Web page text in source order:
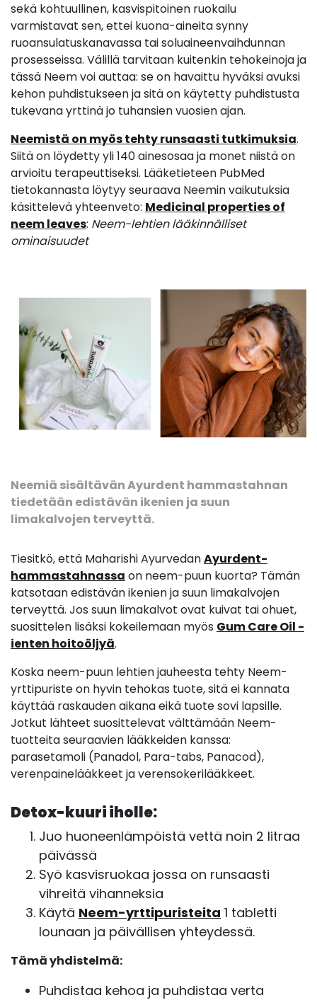
sekä kohtuullinen, kasvispitoinen ruokailu
varmistavat sen, ettei kuona-aineita synny
ruoansulatuskanavassa tai soluaineenvaihdunnan
prosesseissa. Välillä tarvitaan kuitenkin tehokeinoja ja
tässä Neem voi auttaa: se on havaittu hyväksi avuksi
kehon puhdistukseen ja sitä on käytetty puhdistusta
tukevana yrttinä jo tuhansien vuosien ajan.
Neemistä on myös tehty runsaasti tutkimuksia.
Siitä on löydetty yli 140 ainesosaa ja monet niistä on
arvioitu terapeuttiseksi. Lääketieteen PubMed
tietokannasta löytyy seuraava Neemin vaikutuksia
käsittelevä yhteenveto: Medicinal properties of
neem leaves: Neem-lehtien lääkinnälliset
ominaisuudet
Neemiä sisältävän Ayurdent hammastahnan
tiedetään edistävän ikenien ja suun
limakalvojen terveyttä.
Tiesitkö, että Maharishi AyurvedanAyurdent-
hammastahnassa on neem-puun kuorta? Tämän
katsotaan edistävän ikenien ja suun limakalvojen
terveyttä. Jos suun limakalvot ovat kuivat tai ohuet,
suosittelen lisäksi kokeilemaan myös Gum Care Oil -
ienten hoitoöljyä.
Koska neem-puun lehtien jauheesta tehty Neem-
yrttipuriste on hyvin tehokas tuote, sitä ei kannata
käyttää raskauden aikana eikä tuote sovi lapsille.
Jotkut lähteet suosittelevat välttämään Neem-
tuotteita seuraavien lääkkeiden kanssa:
parasetamoli (Panadol, Para-tabs, Panacod),
verenpainelääkkeet ja verensokerilääkkeet.
Detox-kuuri iholle:
Juo huoneenlämpöistä vettä noin 2 litraa
päivässä
Syö kasvisruokaa jossa on runsaasti
vihreitä vihanneksia
Käytä Neem-yrttipuristeita 1 tabletti
lounaan ja päivällisen yhteydessä.
Tämä yhdistelmä:
Puhdistaa kehoa ja puhdistaa verta